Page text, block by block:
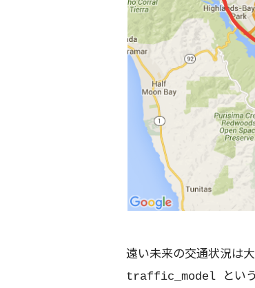
遠い未来の交通状況は
traffic_model とい